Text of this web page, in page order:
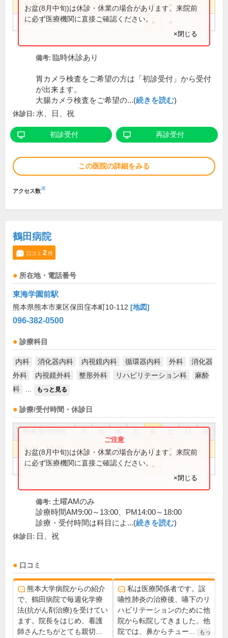
8:30～12:00 ● ● ● ●
13:30～18:00 ● ● ●
お盆(8月中旬)は休診・休業の場合があります。来院前
に必ず医療機関に直接ご確認ください。
×閉じる
備考: 臨時休診あり
胃カメラ検査をご希望の方は「初診受付」から受付
が出来ます。
大腸カメラ検査をご希望の...(続きを読む)
休診日: 水、日、祝
初診受付 再診受付
この医院の詳細をみる
アクセス数※
鶴田病院
口コミ 2件
所在地・電話番号
東海学園前駅
熊本県熊本市東区保田窪本町10-112 [地図]
096-382-0500
診療科目
内科 消化器内科 内視鏡内科 循環器内科 外科
消化器
外科
内視鏡外科 整形外科 リハビリテーション科
麻酔
科
もっと見る
診療/受付時間・休診日
祝
8:40～12:30 ● ● ● ● ●
13:50～17:30 ● ● ● ●
お盆(8月中旬)は休診・休業の場合があります。来院前
に必ず医療機関に直接ご確認ください。
×閉じる
備考: 土曜AMのみ
診療時間AM9:00～13:00、PM14:00～18:00
診療・受付時間は科目によ...(続きを読む)
休診日: 日、祝
口コミ
熊本大学病院からの紹介
で、鶴田病院で毎週化学療
法(抗がん剤治療)を受けてい
ます。院長をはじめ、看護
師さんたちがとても親切...
私は医療関係者です。誤
嚥性肺炎の治療後、嚥下のリ
ハビリテーションのために他
院から転院してきました。他
院では、鼻からチュー...
もっ